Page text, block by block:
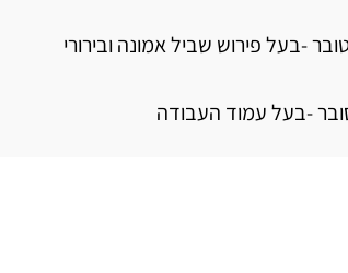
-בעל פירוש שביל אמונה ובירורי
-בעל עמוד העבודה